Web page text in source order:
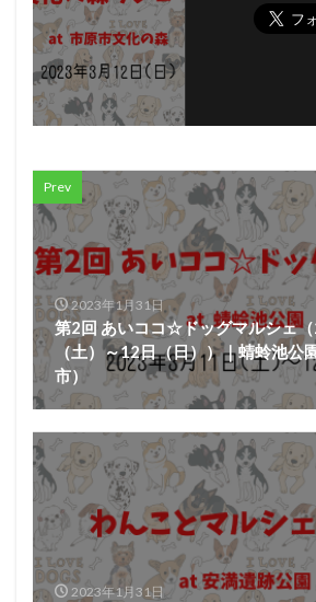
Prev
2023年1月31日
第2回 あいココ☆ドッグマルシェ
（土）～12日（日））｜蜻蛉池公
市）
2023年1月31日